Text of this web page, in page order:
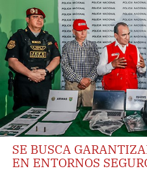
SE BUSCA
EN ENTORNOS